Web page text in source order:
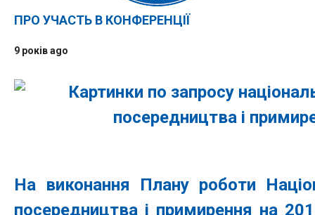
ПРО УЧАСТЬ В КОНФЕРЕНЦІЇ
9 років ago
На виконання Плану роботи
посередництва і примирення на